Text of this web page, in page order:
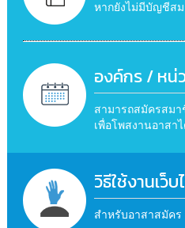
หากยังไม่มีบัญชีส
องค์กร / หน่
สามารถสมัครสม
เพื่อโพสงานอาสา
วิธีใช้งานเว็
สำหรับอาสาสมัค